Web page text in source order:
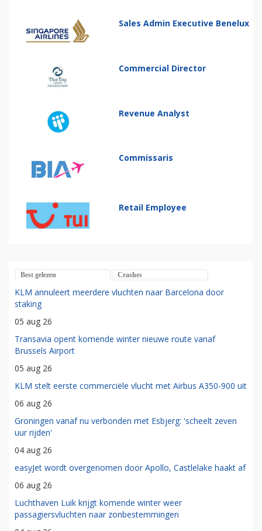
Sales Admin Executive Benelux
Commercial Director
Revenue Analyst
Commissaris
Retail Employee
Best gelezen Crashes
KLM annuleert meerdere vluchten naar Barcelona door
staking
05 aug 26
Transavia opent komende winter nieuwe route vanaf
Brussels Airport
05 aug 26
KLM stelt eerste commerciële vlucht met Airbus A350-900 uit
06 aug 26
Groningen vanaf nu verbonden met Esbjerg: 'scheelt zeven
uur rijden'
04 aug 26
easyJet wordt overgenomen door Apollo, Castlelake haakt af
06 aug 26
Luchthaven Luik krijgt komende winter weer
passagiersvluchten naar zonbestemmingen